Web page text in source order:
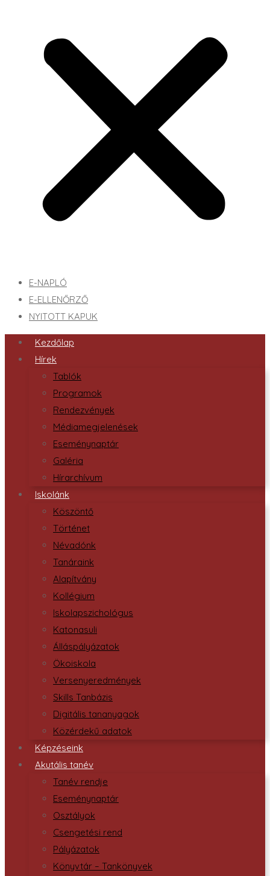
E-NAPLÓ
E-ELLENŐRZŐ
NYITOTT KAPUK
Kezdőlap
Hírek
Tablók
Programok
Rendezvények
Médiamegjelenések
Eseménynaptár
Galéria
Hírarchívum
Iskolánk
Köszöntő
Történet
Névadónk
Tanáraink
Alapítvány
Kollégium
Iskolapszichológus
Katonasuli
Álláspályázatok
Ökoiskola
Versenyeredmények
Skills Tanbázis
Digitális tananyagok
Közérdekű adatok
Képzéseink
Akutális tanév
Tanév rendje
Eseménynaptár
Osztályok
Csengetési rend
Pályázatok
Könyvtár – Tankönyvek